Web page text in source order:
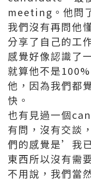
meeting。他問
我們沒有再問他
分享了自己的工
感覺好像認識了
就算他不是
他，因為我們都
快。
也有見過一個
有問，沒有交談
們的感覺是’我
東西所以沒有需
不用說，我們當